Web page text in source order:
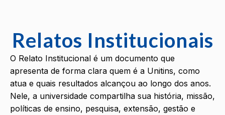
Relatos Institucionais
O Relato Institucional é um documento que
apresenta de forma clara quem é a Unitins, como
atua e quais resultados alcançou ao longo dos anos.
Nele, a universidade compartilha sua história, missão,
políticas de ensino, pesquisa, extensão, gestão e